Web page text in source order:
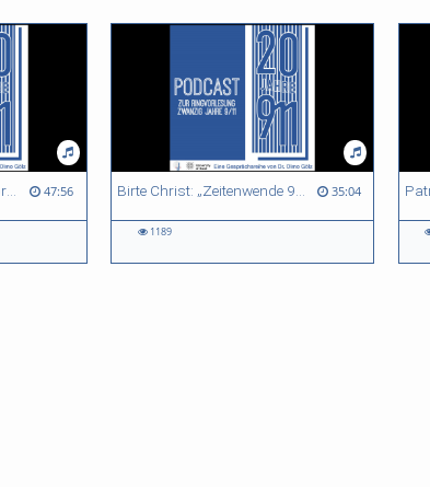
Michael Butter: "Verschwörungstheorien zu 9/11" - Podcast Zwanzig Jahre 9/11 47:56 Birte Christ: „Zeitenwende 9/11 – Was die Anschläge vom 11. September 2001 (nicht) verändert haben“ - Podcast Zwanzig Jahre 9/11 35:04
1189